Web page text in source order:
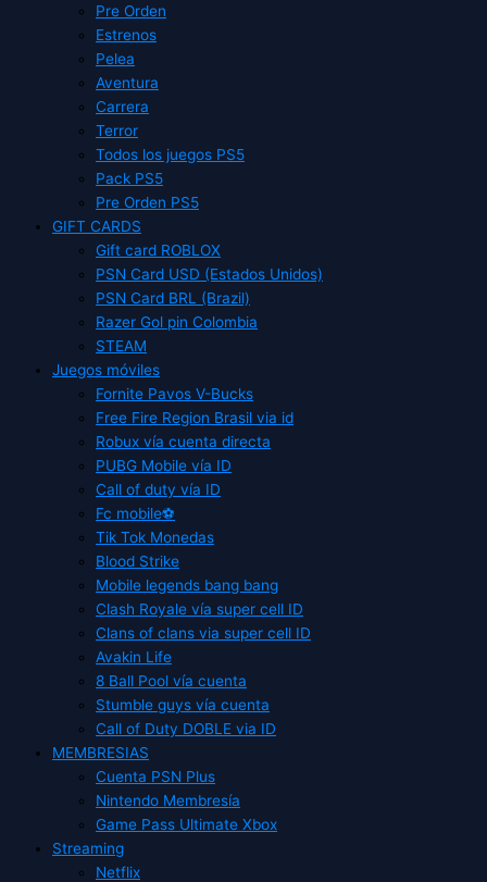
Pre Orden
Estrenos
Pelea
Aventura
Carrera
Terror
Todos los juegos PS5
Pack PS5
Pre Orden PS5
GIFT CARDS
Gift card ROBLOX
PSN Card USD (Estados Unidos)
PSN Card BRL (Brazil)
Razer Gol pin Colombia
STEAM
Juegos móviles
Fornite Pavos V-Bucks
Free Fire Region Brasil via id
Robux vía cuenta directa
PUBG Mobile vía ID
Call of duty vía ID
Fc mobile⚽
Tik Tok Monedas
Blood Strike
Mobile legends bang bang
Clash Royale vía super cell ID
Clans of clans via super cell ID
Avakin Life
8 Ball Pool vía cuenta
Stumble guys vía cuenta
Call of Duty DOBLE via ID
MEMBRESIAS
Cuenta PSN Plus
Nintendo Membresía
Game Pass Ultimate Xbox
Streaming
Netflix